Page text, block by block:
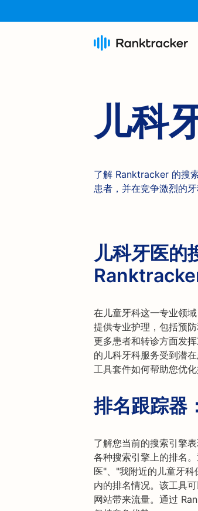
儿科
了解 Ranktracker 的搜
患者，并在竞争激烈的
儿科牙医的
在儿童牙科这一专业领
提供专业护理，包括预
更多患者和转诊方面发
的儿科牙科服务受到潜
工具套件如何帮助您优
排名跟踪器
了解您当前的搜索引擎
各种搜索引擎上的排名
医"、"我附近的儿童牙
内的排名情况。该工具
网站带来流量。通过